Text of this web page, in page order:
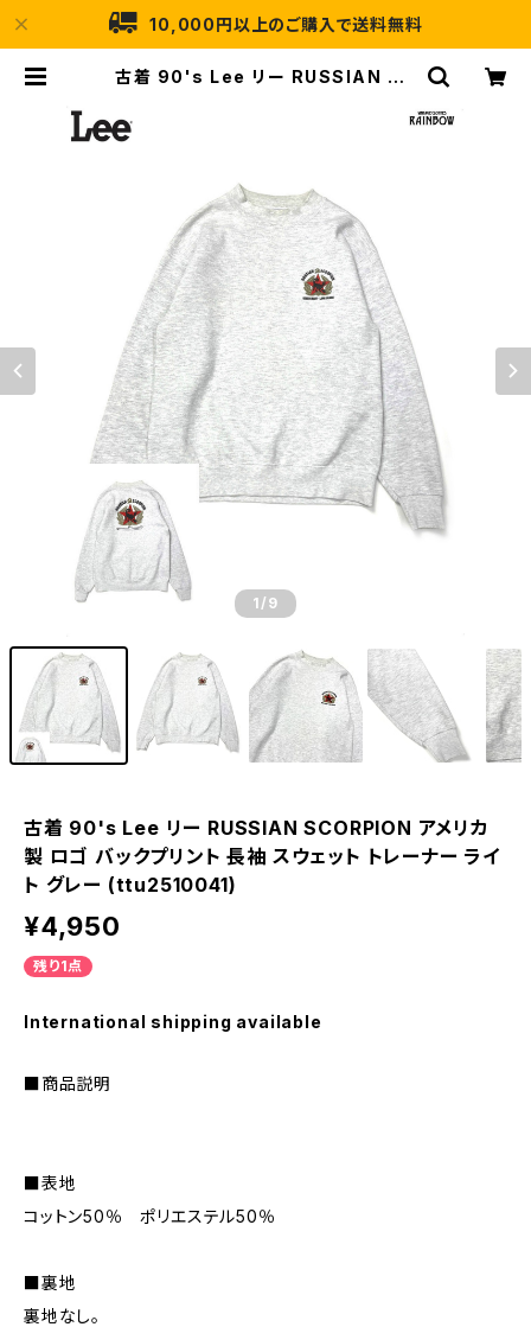
10,000円以上のご購入で送料無料
古着 90's Lee リー RUSSIAN SC
ント 長袖 スウェット トレーナー ライ
ト グレー (ttu2510041) | 古着屋R
1 /9
古着 90's Lee リー RUSSIAN SCORPION アメリカ
製 ロゴ バックプリント 長袖 スウェット トレーナー ライ
ト グレー (ttu2510041)
¥4,950
残り1点
International shipping available
■商品説明
■表地
コットン50％ ポリエステル50％
■裏地
裏地なし。